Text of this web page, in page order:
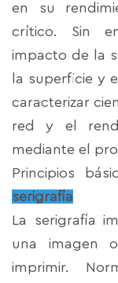
en su
crítico. Sin
impacto de la
la superficie y
caracterizar
red y el
mediante el
Principios
serigrafía
La serigrafía
una imagen
imprimir.